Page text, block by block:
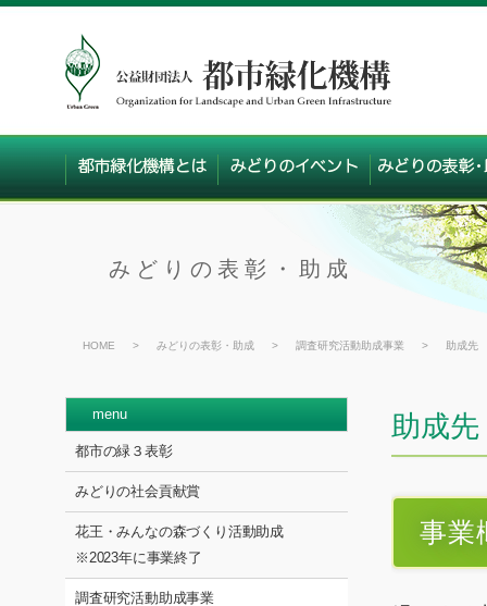
みどりの表彰・助成
HOME > みどりの表彰・助成 > 調査研究活動助成事業 > 助成先
助成
事業
menu
都市の緑３表彰
みどりの社会貢献賞
花王・みんなの森づくり活動助成
※2023年に事業終了
調査研究活動助成事業